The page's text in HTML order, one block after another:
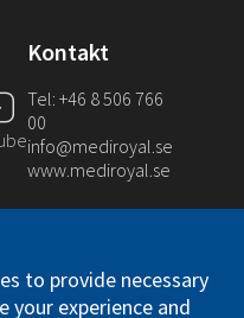
Kontakt
Tel: +46 8 506 766
00
info@mediroyal.se
www.mediroyal.se
to provide necessary
experience and